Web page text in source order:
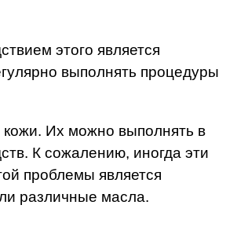
этого является
выполнять процедуры
кожи. Их можно выполнять в
К сожалению, иногда эти
проблемы является
различные масла.